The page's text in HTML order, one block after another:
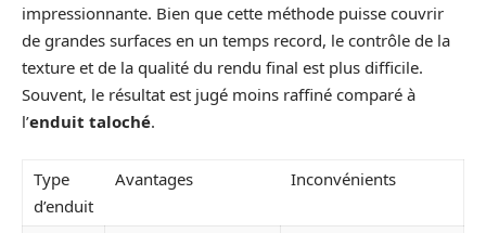
impressionnante. Bien que cette méthode puisse couvrir
de grandes surfaces en un temps record, le contrôle de la
texture et de la qualité du rendu final est plus difficile.
Souvent, le résultat est jugé moins raffiné comparé à
l’enduit taloché.
Type
d’enduit
Avantages Inconvénients